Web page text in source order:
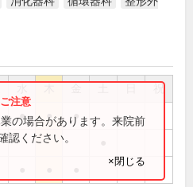
祝
● ● ●
の場合があります。来院前
認ください。
×閉じる